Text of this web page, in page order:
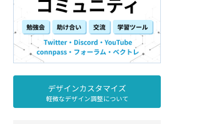
デザインカスタマイズ
軽微なデザイン調整について